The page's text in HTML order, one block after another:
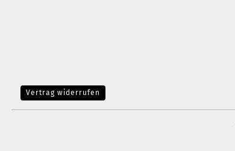
Vertrag widerrufen